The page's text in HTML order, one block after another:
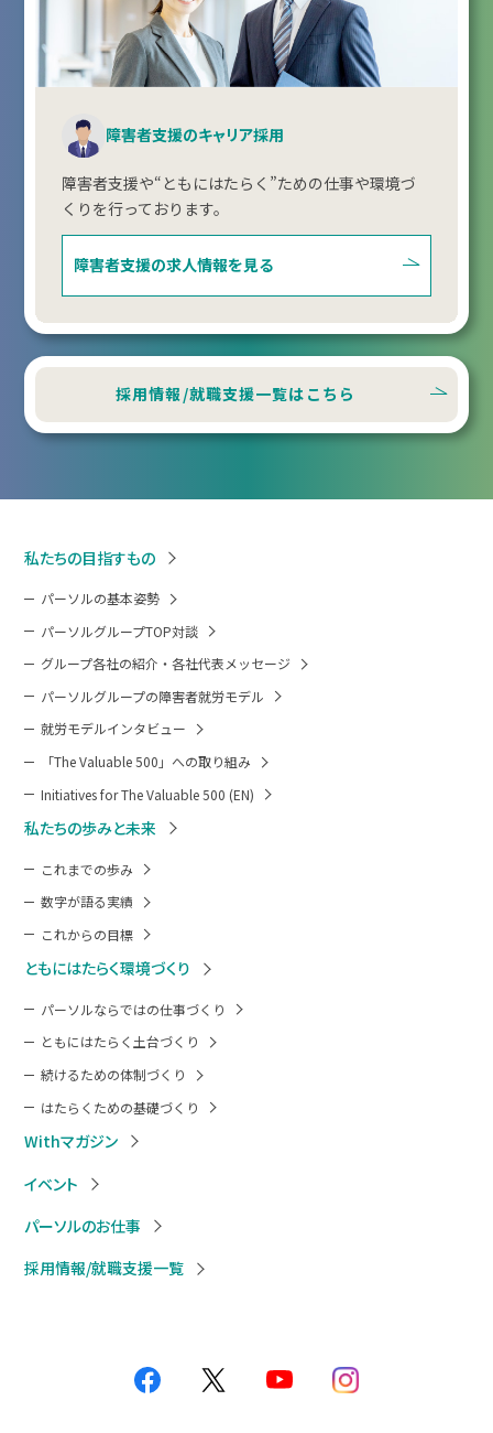
障害者支援のキャリア採用
障害者支援や“ともにはたらく”ための仕事や環境づ
くりを行っております。
障害者支援の求人情報を見る
採用情報/就職支援一覧はこちら
私たちの目指すもの
パーソルの基本姿勢
パーソルグループTOP対談
グループ各社の紹介・各社代表メッセージ
パーソルグループの障害者就労モデル
就労モデルインタビュー
「The Valuable 500」への取り組み
Initiatives for The Valuable 500 (EN)
私たちの歩みと未来
これまでの歩み
数字が語る実績
これからの目標
ともにはたらく環境づくり
パーソルならではの仕事づくり
ともにはたらく土台づくり
続けるための体制づくり
はたらくための基礎づくり
Withマガジン
イベント
パーソルのお仕事
採用情報/就職支援一覧